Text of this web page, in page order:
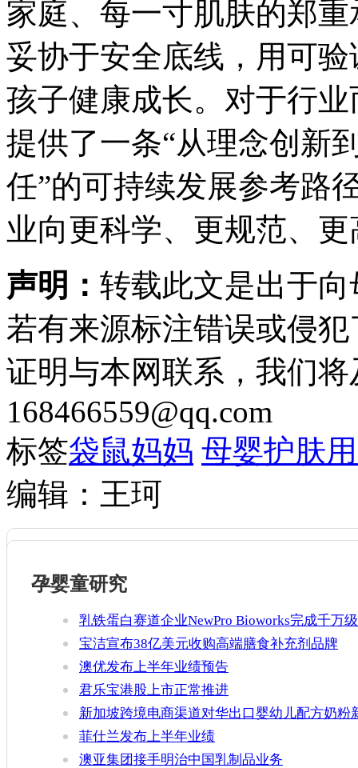
家庭、每一寸肌肤的郑
妥协于安全底线，用可
孩子健康成长。对于行
提供了一条“从理念创新
任”的可持续发展参考路
业向更科学、更规范、
声明： 转载此文是出于
若有来源标注错误或侵
证明与本网联系，我们
168466559@qq.com
标签袋鼠妈妈 母婴护肤
编辑：王珂
孕婴童研究
乳铁蛋白赛道企业NewPro Bioworks完成千万级
融资
宝洁宣布38亿美元收购高端膳食补充剂品牌
Thorne
澳优发布上半年业绩预告
君乐宝港股上市正常推进
新加坡跨境电商渠道对华出口婴幼儿配方奶粉
增官方健康证书通关要求
菲仕兰发布上半年业绩
澳亚集团接手明治中国乳制品业务